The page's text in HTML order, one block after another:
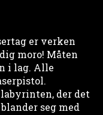
er verken
moro! Måten
i lag. Alle
der det
seg med